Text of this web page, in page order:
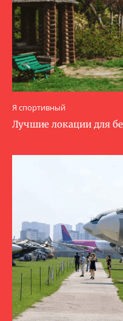
Я спортивный
Лучшие локации для